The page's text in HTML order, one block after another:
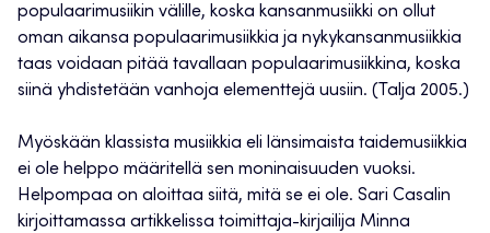
populaarimusiikin välille, koska kansanmusiikki on ollut
oman aikansa populaarimusiikkia ja nykykansanmusiikkia
taas voidaan pitää tavallaan populaarimusiikkina, koska
siinä yhdistetään vanhoja elementtejä uusiin. (Talja 2005.)
Myöskään klassista musiikkia eli länsimaista taidemusiikkia
ei ole helppo määritellä sen moninaisuuden vuoksi.
Helpompaa on aloittaa siitä, mitä se ei ole. Sari Casalin
kirjoittamassa artikkelissa toimittaja-kirjailija Minna